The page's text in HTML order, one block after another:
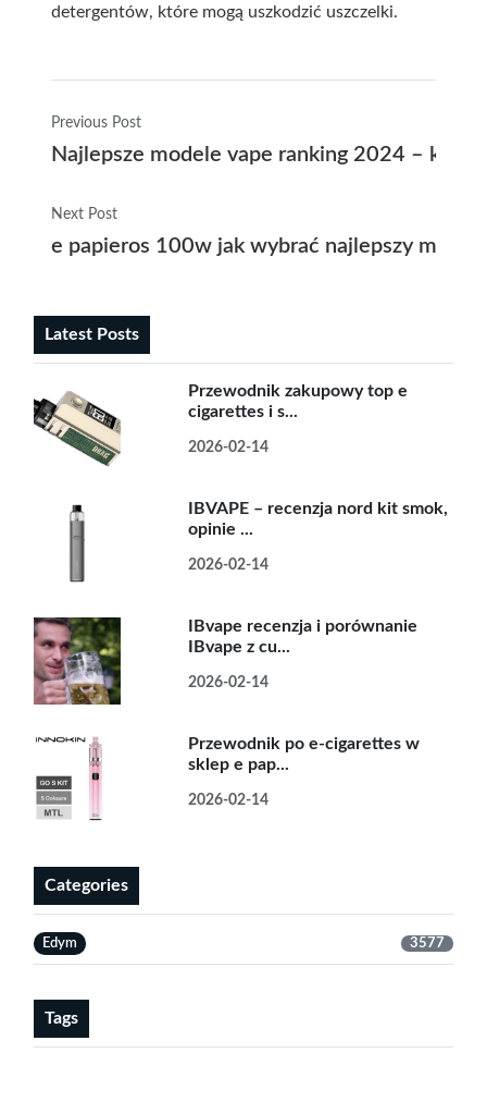
detergentów, które mogą uszkodzić uszczelki.
Previous Post
Najlepsze modele vape ranking 2024 –
Next Post
e papieros 100w jak wybrać najlepszy model
Latest Posts
Przewodnik zakupowy top e
cigarettes i s...
2026-02-14
IBVAPE – recenzja nord kit smok,
opinie ...
2026-02-14
IBvape recenzja i porównanie
IBvape z cu...
2026-02-14
Przewodnik po e-cigarettes w
sklep e pap...
2026-02-14
Categories
Edym 3577
Tags